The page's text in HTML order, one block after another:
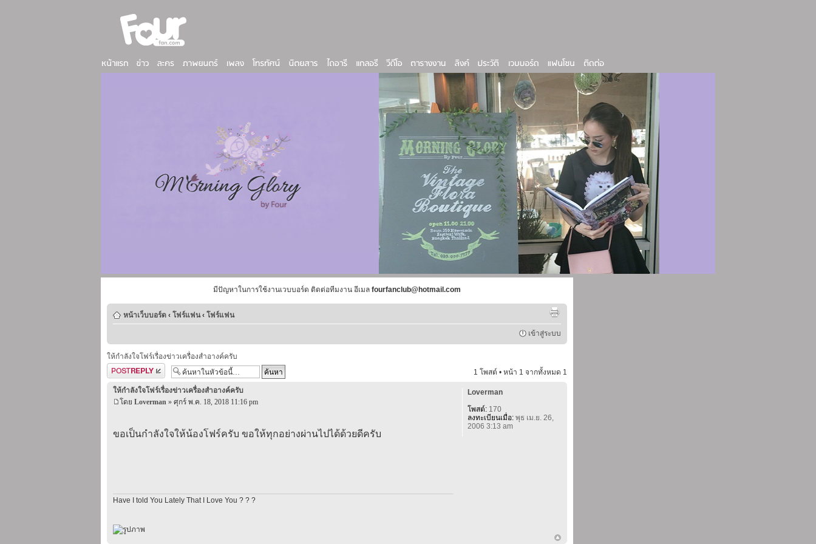
มีปัญหาในการใช้งานเวบบอร์ด ติดต่อทีมงาน อีเมล fourfanclub@hotmail.com
หน้าเว็บบอร์ด ‹ โฟร์แฟน ‹ โฟร์แฟน
เข้าสู่ระบบ
ให้กำลังใจโฟร์เรื่องข่าวเครื่องสำอางค์ครับ
ตอบกระทู้
1 โพสต์ • หน้า 1 จากทั้งหมด 1
ให้กำลังใจโฟร์เรื่องข่าวเครื่องสำอางค์ครับ
โดย Loverman » ศุกร์ พ.ค. 18, 2018 11:16 pm
ขอเป็นกำลังใจให้น้องโฟร์ครับ ขอให้ทุกอย่างผ่านไปได้ด้วยดีครับ
Have I told You Lately That I Love You ? ? ?
Loverman
โพสต์:170
ลงทะเบียนเมื่อ:พุธ เม.ย. 26,
2006 3:13 am